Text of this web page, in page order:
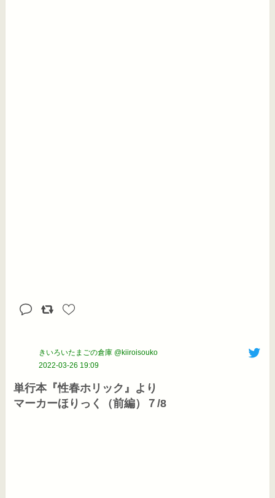
きいろいたまごの倉庫 @kiiroisouko
2022-03-26 19:09
単行本『性春ホリック』より
マーカーほりっく（前編）７/8